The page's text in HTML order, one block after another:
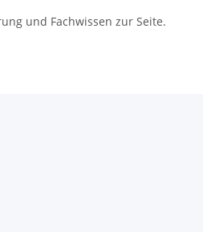
und Fachwissen zur Seite.